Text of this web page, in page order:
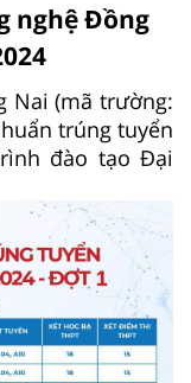
nghệ Đồng
Nai (mã trường:
trúng tuyển
đào tạo Đại